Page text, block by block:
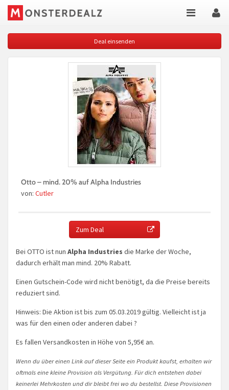
Deal einsenden
Otto – mind. 20% auf Alpha Industries
von: Cutler
Zum Deal
Bei OTTO ist nun Alpha Industries die Marke der Woche,
dadurch erhält man mind. 20% Rabatt.
Einen Gutschein-Code wird nicht benötigt, da die Preise bereits
reduziert sind.
Hinweis: Die Aktion ist bis zum 05.03.2019 gültig. Vielleicht ist ja
was für den einen oder anderen dabei ?
Es fallen Versandkosten in Höhe von 5,95€ an.
Wenn du über einen Link auf dieser Seite ein Produkt kaufst, erhalten wir
oftmals eine kleine Provision als Vergütung. Für dich entstehen dabei
keinerlei Mehrkosten und dir bleibt frei wo du bestellst. Diese Provisionen